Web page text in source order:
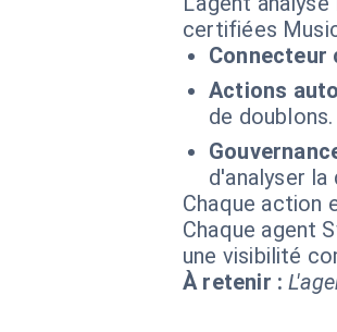
certifiées
Connecteur
Actions
de
d'analyser
Chaque action
Chaque agent
une visibilité
À retenir :